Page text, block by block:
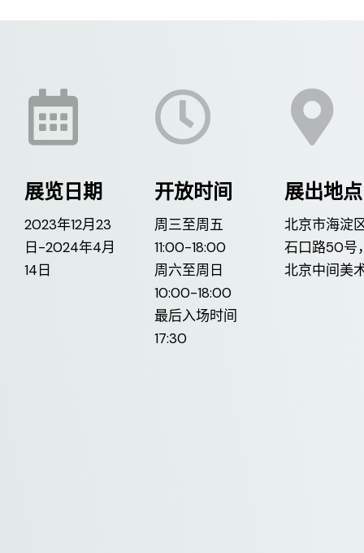
展览日期
2023年12月23
日-2024年4月
14日
开放时间
周三至周五
11:00-18:00
周六至周日
10:00-18:00
最后入场时间
17:30
展出地点
北京市海淀
石口路50号
北京中间美